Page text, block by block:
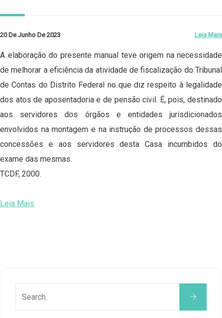
20 De Junho De 2023 Leia Mais
A elaboração do presente manual teve origem na necessidade
de melhorar a eficiência da atividade de fiscalização do Tribunal
de Contas do Distrito Federal no que diz respeito à legalidade
dos atos de aposentadoria e de pensão civil. É, pois, destinado
aos servidores dos órgãos e entidades jurisdicionados
envolvidos na montagem e na instrução de processos dessas
concessões e aos servidores desta Casa incumbidos do
exame das mesmas.
TCDF, 2000.
Leia Mais